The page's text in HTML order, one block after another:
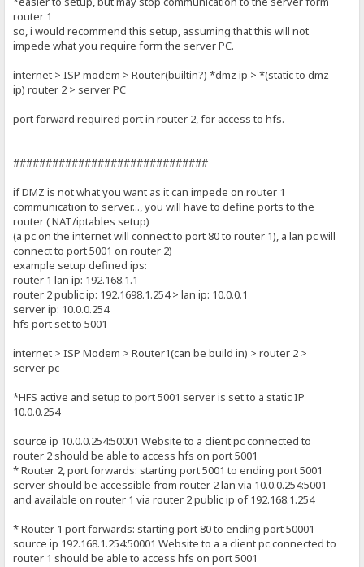
router 1
so, i would recommend this setup, assuming that this will not
impede what you require form the server PC.
internet > ISP modem > Router(builtin?) *dmz ip > *(static to dmz
ip) router 2 > server PC
port forward required port in router 2, for access to hfs.
##############################
if DMZ is not what you want as it can impede on router 1
communication to server..., you will have to define ports to the
router ( NAT/iptables setup)
(a pc on the internet will connect to port 80 to router 1), a lan pc will
connect to port 5001 on router 2)
example setup defined ips:
router 1 lan ip: 192.168.1.1
router 2 public ip: 192.1698.1.254 > lan ip: 10.0.0.1
server ip: 10.0.0.254
hfs port set to 5001
internet > ISP Modem > Router1(can be build in) > router 2 >
server pc
*HFS active and setup to port 5001 server is set to a static IP
10.0.0.254
source ip 10.0.0.254:50001 Website to a client pc connected to
router 2 should be able to access hfs on port 5001
* Router 2, port forwards: starting port 5001 to ending port 5001
server should be accessible from router 2 lan via 10.0.0.254:5001
and available on router 1 via router 2 public ip of 192.168.1.254
* Router 1 port forwards: starting port 80 to ending port 50001
source ip 192.168.1.254:50001 Website to a a client pc connected to
router 1 should be able to access hfs on port 5001